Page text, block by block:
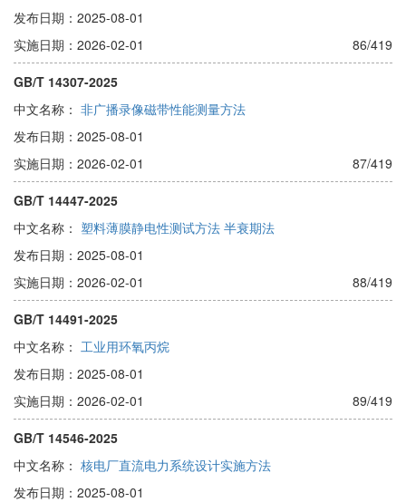
发布日期：2025-08-01
实施日期：2026-02-01
86/419
GB/T 14307-2025
中文名称： 非广播录像磁带性能测量方法
发布日期：2025-08-01
实施日期：2026-02-01
87/419
GB/T 14447-2025
中文名称： 塑料薄膜静电性测试方法 半衰期法
发布日期：2025-08-01
实施日期：2026-02-01
88/419
GB/T 14491-2025
中文名称： 工业用环氧丙烷
发布日期：2025-08-01
实施日期：2026-02-01
89/419
GB/T 14546-2025
中文名称： 核电厂直流电力系统设计实施方法
发布日期：2025-08-01